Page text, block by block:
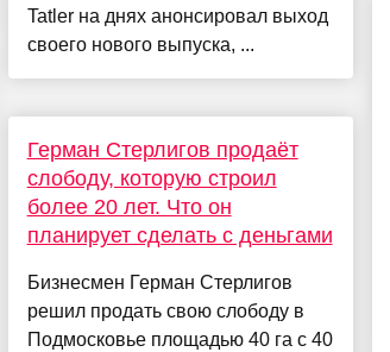
Tatler на днях анонсировал выход
своего нового выпуска, ...
Герман Стерлигов продаёт
слободу, которую строил
более 20 лет. Что он
планирует сделать с деньгами
Бизнесмен Герман Стерлигов
решил продать свою слободу в
Подмосковье площадью 40 га с 40